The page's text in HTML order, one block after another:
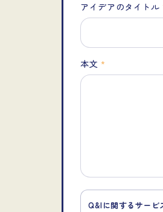
アイデアのタイトル
本文 *
Q&Iに関するサービ